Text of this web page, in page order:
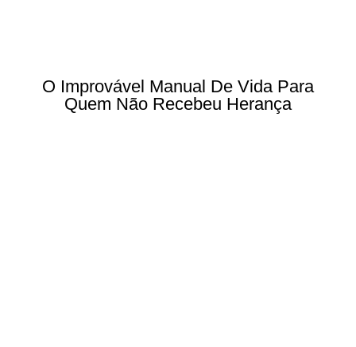
O Improvável Manual De Vida Para
Quem Não Recebeu Herança